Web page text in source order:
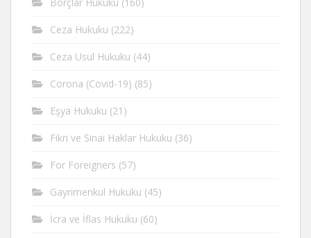
Ceza Hukuku (222)
Ceza Usul Hukuku (44)
Corona (Covid-19) (85)
Eşya Hukuku (21)
Fikri ve Sinai Haklar Hukuku (36)
For Foreigners (57)
Gayrimenkul Hukuku (45)
İcra ve İflas Hukuku (60)